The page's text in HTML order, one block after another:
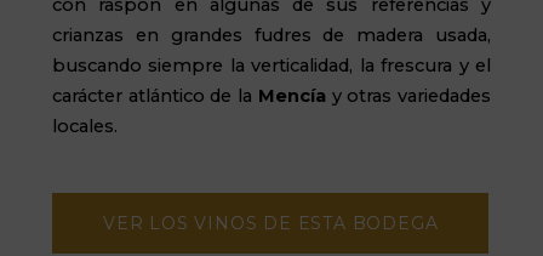
con raspón en algunas de sus referencias y
crianzas en grandes fudres de madera usada,
buscando siempre la verticalidad, la frescura y el
carácter atlántico de la Mencíay otras variedades
locales.
VER LOS VINOS DE ESTA BODEGA